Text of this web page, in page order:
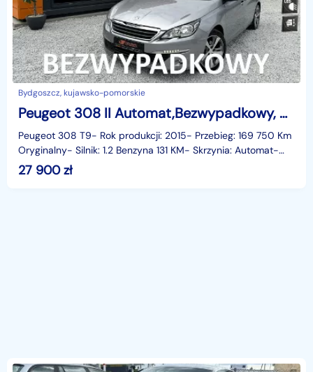
Bydgoszcz, kujawsko-pomorskie
Peugeot 308 II Automat,Bezwypadkowy, Nowy Rozrząd, Podgrzewane fotele, Nawigacja, L
Peugeot 308 T9- Rok produkcji: 2015- Przebieg: 169 750 Km
Oryginalny- Silnik: 1.2 Benzyna 131 KM- Skrzynia: Automat-
Napęd: Na przednie koła- Pochodzenie: Niemc
27 900zł